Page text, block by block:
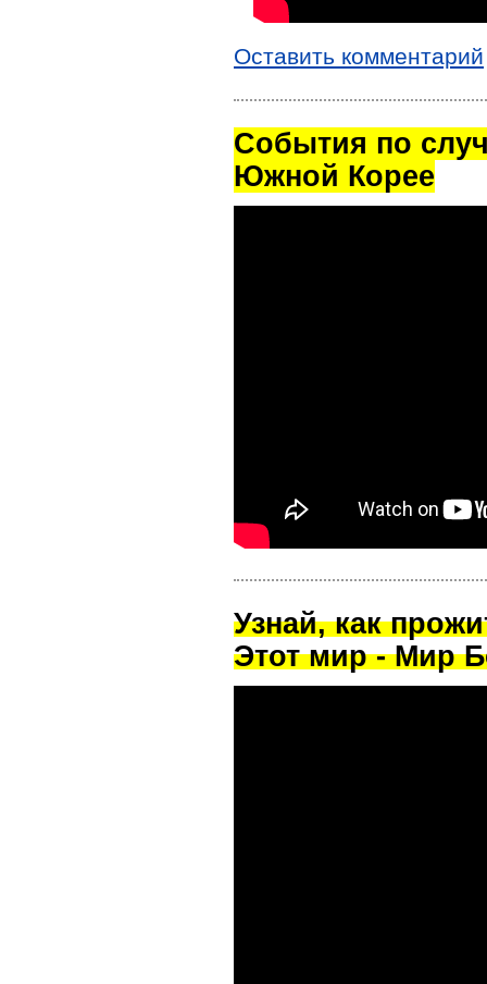
Оставить комментарий
Cобытия по
Южной Корее
Узнай, как
Этот мир - Мир